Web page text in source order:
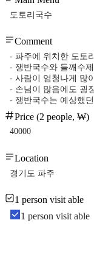
도토리국수
Comment
- 파주에 위치한 도토
- 쟁반국수와 들깨수
- 사람이 엄청나게 많
- 손님이 많음에도 굉
- 쟁반국수는 예상했
Price (2 people, ₩)
40000
Location
경기도 파주
1 person visit able
1 person visit able